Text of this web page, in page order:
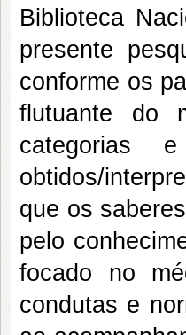
Biblioteca
presente
conforme os
flutuante do
categorias
obtidos/
que os
pelo
focado no
condutas e